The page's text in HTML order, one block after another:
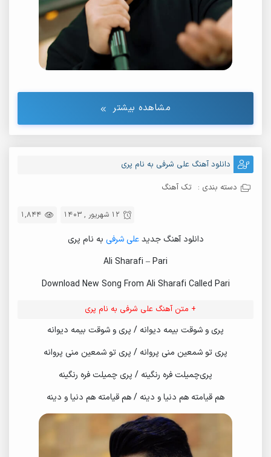
مشاهده بیشتر
دانلود آهنگ علی شرفی به نام پری
دسته بندی : تک آهنگ
1,844 12 شهریور , 1403
دانلود آهنگ جدیدعلی شرفی به نام پری
Ali Sharafi – Pari
Download New Song From Ali Sharafi Called Pari
+ متن آهنگ علی شرفی به نام پری
پری و شوقت بیمه دیوانه / پری و شوقت بیمه دیوانه
پری تو شمعین منی پروانه / پری تو شمعین منی پروانه
پری‌چمیلت فره رنگینه / پری چمیلت فره رنگینه
هم قیامته هم دنیا و دینه / هم قیامته هم دنیا و دینه